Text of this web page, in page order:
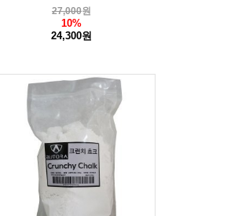
27,000원
10%
24,300원